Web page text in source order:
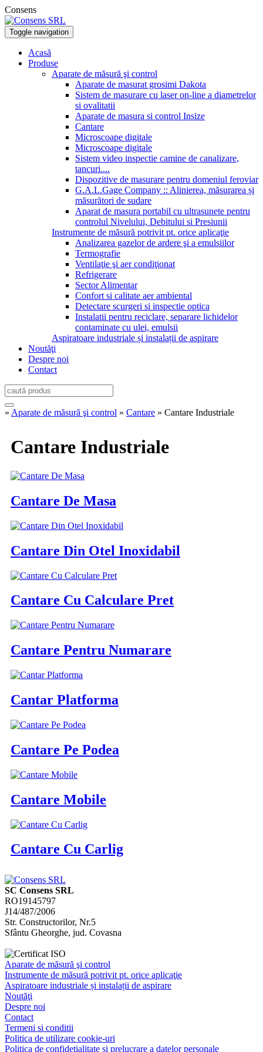
Consens
Toggle navigation
Acasă
Produse
Aparate de măsură şi control
Aparate de masurat grosimi Dakota
Sistem de masurare cu laser on-line a diametrelor
si ovalitatii
Aparate de masura si control Insize
Cantare
Microscoape digitale
Microscoape digitale
Sistem video inspectie camine de canalizare,
tancuri....
Dispozitive de masurare pentru domeniul feroviar
G.A.L.Gage Company :: Alinierea, măsurarea și
măsurători de sudare
Aparat de masura portabil cu ultrasunete pentru
controlul Nivelului, Debitului si Presiunii
Instrumente de măsură potrivit pt. orice aplicaţie
Analizarea gazelor de ardere şi a emulsiilor
Termografie
Ventilaţie şi aer condiţionat
Refrigerare
Sector Alimentar
Confort si calitate aer ambiental
Detectare scurgeri si inspectie optica
Instalatii pentru reciclare, separare lichidelor
contaminate cu ulei, emulsii
Aspiratoare industriale și instalații de aspirare
Noutăţi
Despre noi
Contact
» Aparate de măsură şi control » Cantare » Cantare Industriale
Cantare Industriale
Cantare De Masa
Cantare Din Otel Inoxidabil
Cantare Cu Calculare Pret
Cantare Pentru Numarare
Cantar Platforma
Cantare Pe Podea
Cantare Mobile
Cantare Cu Carlig
SC Consens SRL
RO19145797
J14/487/2006
Str. Constructorilor, Nr.5
Sfântu Gheorghe, jud. Covasna
Aparate de măsură şi control
Instrumente de măsură potrivit pt. orice aplicaţie
Aspiratoare industriale și instalații de aspirare
Noutăţi
Despre noi
Contact
Termeni si conditii
Politica de utilizare cookie-uri
Politica de confidețialitate și prelucrare a datelor personale